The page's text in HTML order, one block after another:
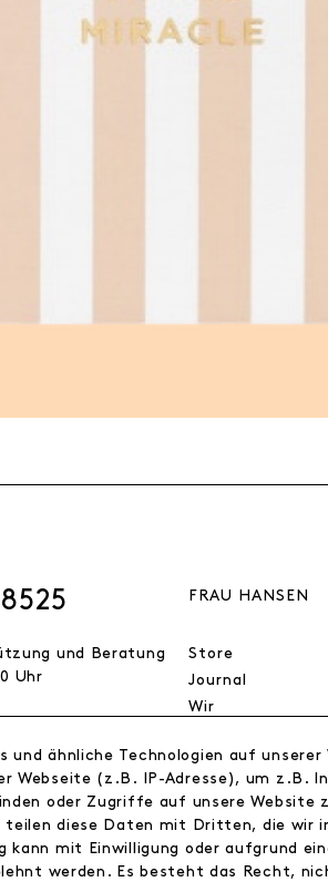
und Beratung
Uhr
GmbH
FRAU HANSEN
Store
Journal
Wir
Wholesale
Instagram
Kontakt
und ähnliche Technologien auf
Webseite (z.B. IP-Adresse), um z.B.
oder Zugriffe auf unsere
teilen diese Daten mit Dritten, die wir
kann mit Einwilligung oder aufgrund
werden. Es besteht das Recht,